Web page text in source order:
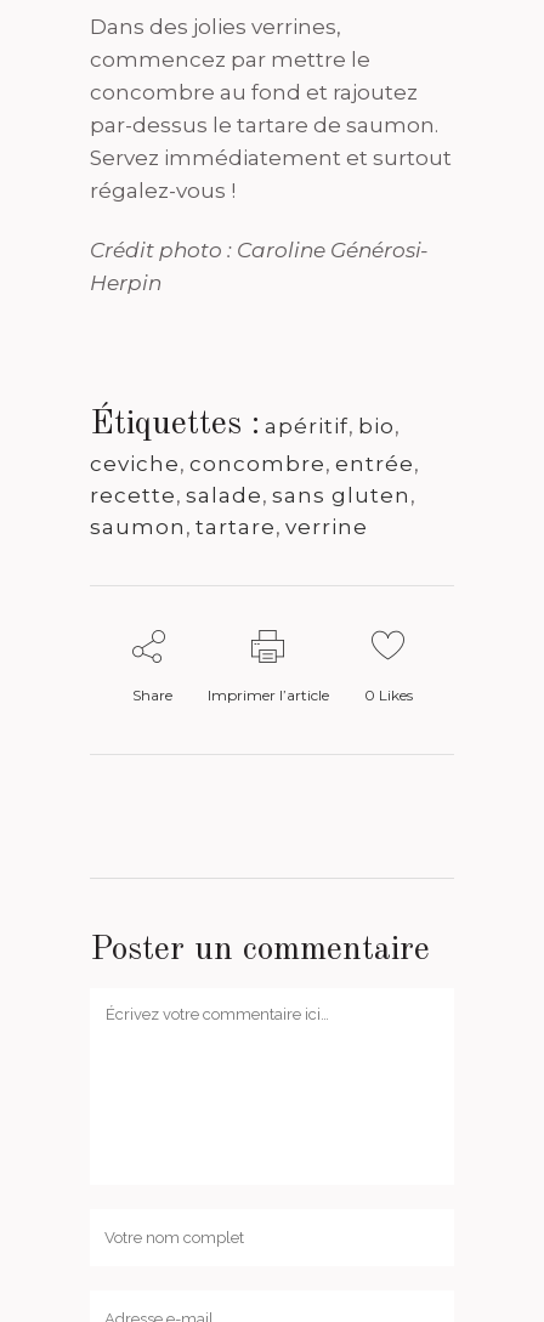
Dans des jolies verrines,
commencez par mettre le
concombre au fond et rajoutez
par-dessus le tartare de saumon.
Servez immédiatement et surtout
régalez-vous !
Crédit photo : Caroline Générosi-
Herpin
Étiquettes : apéritif, bio,
ceviche, concombre, entrée,
recette, salade, sans gluten ,
saumon , tartare, verrine
Share Imprimer l’article 0 Likes
Poster un commentaire